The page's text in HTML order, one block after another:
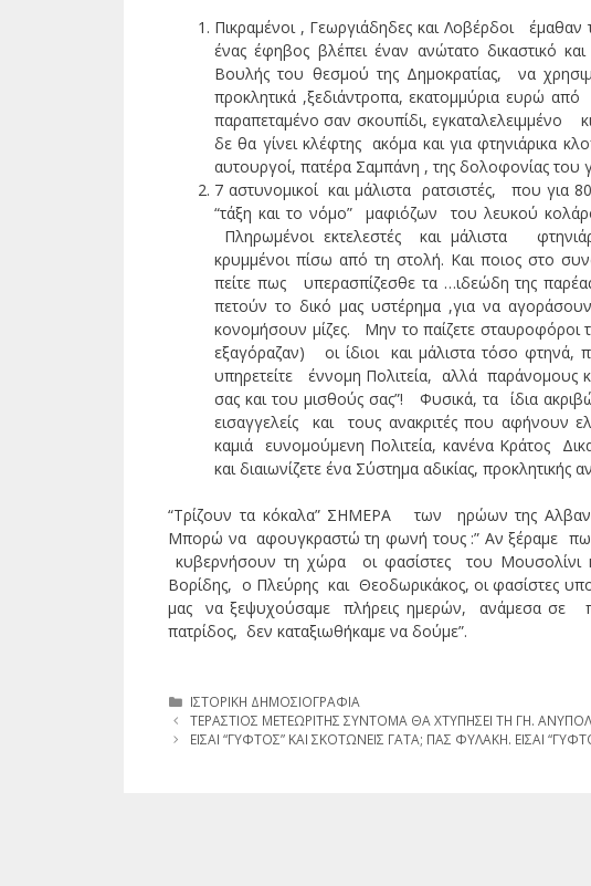
Πικραμένοι , Γεωργιάδηδες και Λοβέρδοι έμαθαν
ένας έφηβος βλέπει έναν ανώτατο δικαστικό
Βουλής του θεσμού της Δημοκρατίας, να
προκλητικά ,ξεδιάντροπα, εκατομμύρια ευρώ
παραπεταμένο σαν σκουπίδι, εγκαταλελειμμένο
δε θα γίνει κλέφτης ακόμα και για φτηνιάρικα
αυτουργοί, πατέρα Σαμπάνη , της δολοφονίας του
7 αστυνομικοί και μάλιστα ρατσιστές, που για
“τάξη και το νόμο” μαφιόζων του λευκού
Πληρωμένοι εκτελεστές και μάλιστα
κρυμμένοι πίσω από τη στολή. Και ποιος στο
πείτε πως υπερασπίζεσθε τα …ιδεώδη της
πετούν το δικό μας υστέρημα ,για να
κονομήσουν μίζες. Μην το παίζετε
εξαγόραζαν) οι ίδιοι και μάλιστα τόσο φτηνά,
υπηρετείτε έννομη Πολιτεία, αλλά παράνομους
σας και του μισθούς σας”! Φυσικά, τα ίδια
εισαγγελείς και τους ανακριτές που αφήνουν
καμιά ευνομούμενη Πολιτεία, κανένα Κράτος
και διαιωνίζετε ένα Σύστημα αδικίας,
“Τρίζουν τα κόκαλα” ΣΗΜΕΡΑ των ηρώων της
Μπορώ να αφουγκραστώ τη φωνή τους :” Αν ξέραμε πως
κυβερνήσουν τη χώρα οι φασίστες του Μουσολίνι
Βορίδης, ο Πλεύρης και Θεοδωρικάκος, οι φασίστες
μας να ξεψυχούσαμε πλήρεις ημερών, ανάμεσα σε
πατρίδος, δεν καταξιωθήκαμε να δούμε”.
Κατηγορίες
ΙΣΤΟΡΙΚΗ ΔΗΜΟΣΙΟΓΡΑΦΙΑ
TΕΡΑΣΤΙΟΣ ΜΕΤΕΩΡΙΤΗΣ ΣΥΝΤΟΜΑ ΘΑ ΧΤΥΠΗΣΕΙ ΤΗ ΓΗ.
ΕΙΣΑΙ “ΓΥΦΤΟΣ” ΚΑΙ ΣΚΟΤΩΝΕΙΣ ΓΑΤΑ; ΠΑΣ ΦΥΛΑΚΗ. ΕΙΣΑΙ